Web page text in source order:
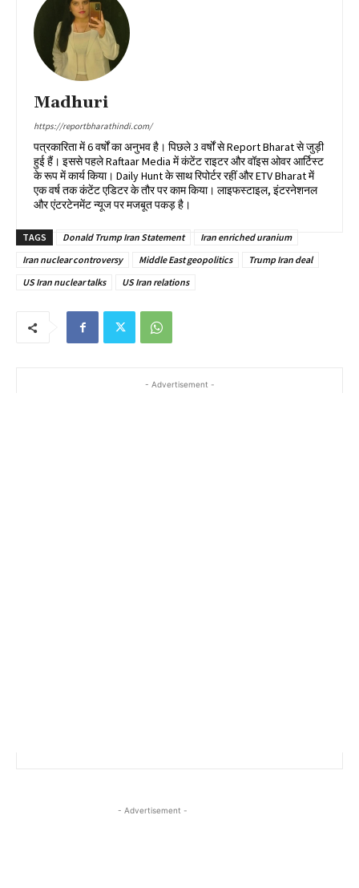
Madhuri
https://reportbharathindi.com/
पत्रकारिता में 6 वर्षों का अनुभव है। पिछले 3 वर्षों से Report Bharat से जुड़ी
हुई हैं। इससे पहले Raftaar Media में कंटेंट राइटर और वॉइस ओवर आर्टिस्ट
के रूप में कार्य किया। Daily Hunt के साथ रिपोर्टर रहीं और ETV Bharat में
एक वर्ष तक कंटेंट एडिटर के तौर पर काम किया। लाइफस्टाइल, इंटरनेशनल
और एंटरटेनमेंट न्यूज पर मजबूत पकड़ है।
TAGS Donald Trump Iran Statement
Iran enriched uranium
Iran nuclear controversy
Middle East geopolitics
Trump Iran deal
US Iran nuclear talks
US Iran relations
- Advertisement -
- Advertisement -